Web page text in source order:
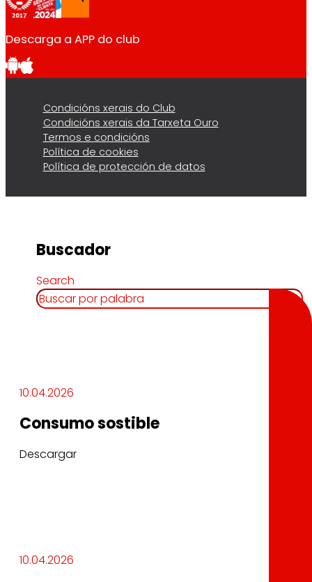
Descarga a APP do club
Condicións xerais do Club
Condicións xerais da Tarxeta Ouro
Termos e condicións
Política de cookies
Política de protección de datos
Buscador
Search
10.04.2026
Consumo sostible
Descargar
10.04.2026